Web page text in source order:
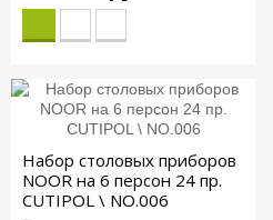
Набор столовых приборов
NOOR на 6 персон 24 пр.
CUTIPOL \ NO.006